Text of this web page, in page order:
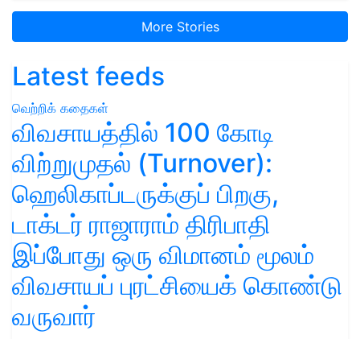
More Stories
Latest feeds
வெற்றிக் கதைகள்
விவசாயத்தில் 100 கோடி
விற்றுமுதல் (Turnover):
ஹெலிகாப்டருக்குப் பிறகு,
டாக்டர் ராஜாராம் திரிபாதி
இப்போது ஒரு விமானம் மூலம்
விவசாயப் புரட்சியைக் கொண்டு
வருவார்